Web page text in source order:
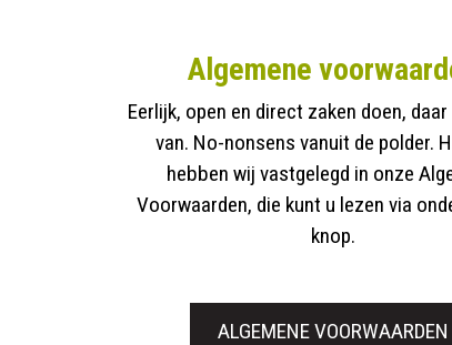
Algemene
Eerlijk, open en direct zaken doen,
van. No-nonsens vanuit de polder.
hebben wij vastgelegd in onze
Voorwaarden, die kunt u lezen via
knop.
ALGEMENE VOORWAARDEN